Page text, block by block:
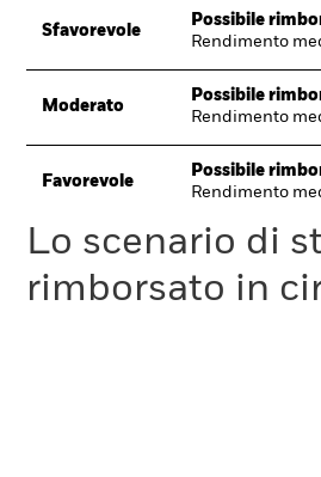
Sfavorevole
Possibile
Rendimento
Moderato
Possibile
Rendimento
Favorevole
Possibile
Rendimento
Lo scenario di
rimborsato in